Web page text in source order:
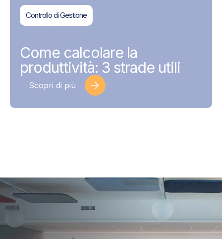
Controllo di Gestione
Come calcolare la
produttività: 3 strade utili
Scopri di più